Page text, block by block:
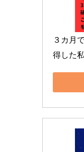
３カ月
得した